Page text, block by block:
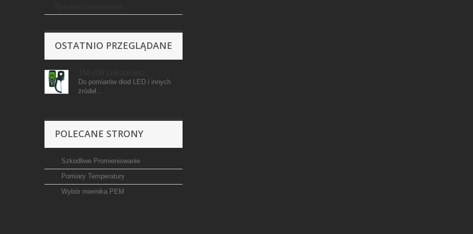
OSTATNIO PRZEGLĄDANE
Do pomiarów diod LED i innych
żródeł...
POLECANE STRONY
Szkodliwe Promieniowanie
Pomiary Temperatury
Wybór miernika PEM